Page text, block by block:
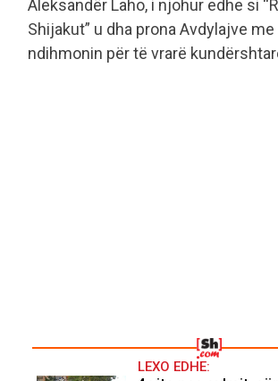
Aleksandër Laho, i njohur edhe si
Shijakut” u dha prona Avdylajve
ndihmonin për të vrarë
LEXO EDHE: